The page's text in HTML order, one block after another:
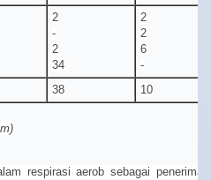
2
-
2
34
2
2
6
-
38 10
respirasi aerob sebagai penerima